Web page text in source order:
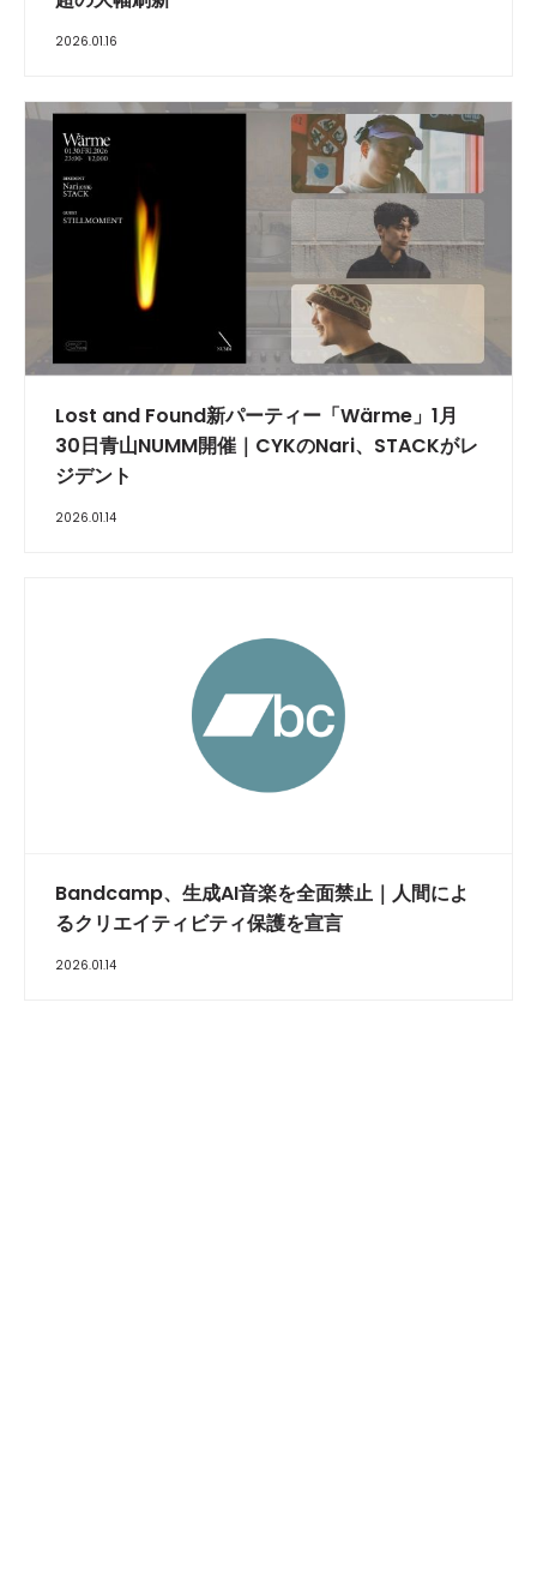
2026.01.16
Lost and Found新パーティー「Wärme」1月
30日青山NUMM開催｜CYKのNari、STACKがレ
ジデント
2026.01.14
​Bandcamp、生成AI音楽を全面禁止｜人間によ
るクリエイティビティ保護を宣言
2026.01.14